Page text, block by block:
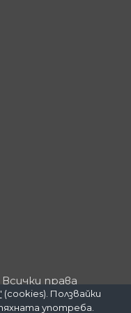
права
(cookies). Ползвайки
употреба.